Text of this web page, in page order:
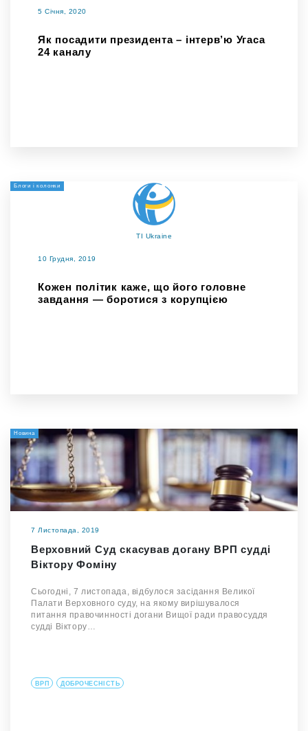
5 Січня, 2020
Як посадити президента – інтерв’ю Угаса
24 каналу
Блоги і колонки
TI Ukraine
10 Грудня, 2019
Кожен політик каже, що його головне
завдання — боротися з корупцією
Новина
7 Листопада, 2019
Верховний Суд скасував догану ВРП судді
Віктору Фоміну
Сьогодні, 7 листопада, відбулося засідання Великої
Палати Верховного суду, на якому вирішувалося
питання правочинності догани Вищої ради правосуддя
судді Віктору…
ВРП ДОБРОЧЕСНІСТЬ